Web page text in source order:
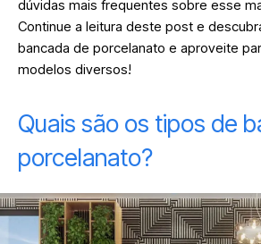
dúvidas mais frequentes sobre esse
Continue a leitura deste post e
bancada de porcelanato e aproveite
modelos diversos!
Quais são os tipos de
porcelanato?